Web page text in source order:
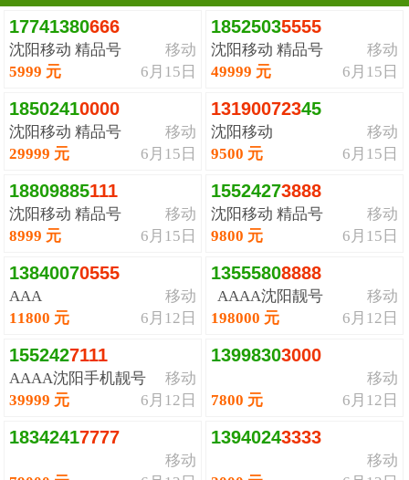
17741380666
沈阳移动 精品号
移动
6月15日
5999 元
18525035555
沈阳移动 精品号
移动
6月15日
49999 元
18502410000
沈阳移动 精品号
移动
6月15日
29999 元
13190072345
沈阳移动
移动
6月15日
9500 元
18809885111
沈阳移动 精品号
移动
6月15日
8999 元
15524273888
沈阳移动 精品号
移动
6月15日
9800 元
13840070555
AAA
移动
6月12日
11800 元
13555808888
AAAA沈阳靓号
移动
6月12日
198000 元
1552427111
AAAA沈阳手机靓号
移动
6月12日
39999 元
13998303000
移动
6月12日
7800 元
18342417777
移动
13940243333
移动